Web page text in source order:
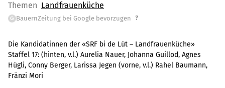
Themen Landfrauenküche
G BauernZeitung bei Google bevorzugen ?
Die Kandidatinnen der «SRF bi de Lüt – Landfrauenküche»
Staffel 17: (hinten, v.l.) Aurelia Nauer, Johanna Guillod, Agnes
Hügli, Conny Berger, Larissa Jegen (vorne, v.l.) Rahel Baumann,
Fränzi Mori